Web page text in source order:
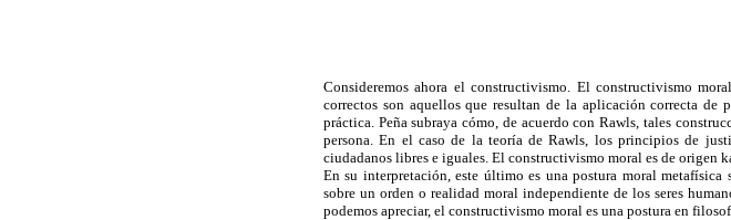
Consideremos ahora el constructivismo. El constructivismo
correctos son aquellos que resultan de la aplicación correcta de
práctica. Peña subraya cómo, de acuerdo con Rawls, tales
persona. En el caso de la teoría de Rawls, los principios de
ciudadanos libres e iguales. El constructivismo moral es de origen
En su interpretación, este último es una postura moral
sobre un orden o realidad moral independiente de los seres
podemos apreciar, el constructivismo moral es una postura en